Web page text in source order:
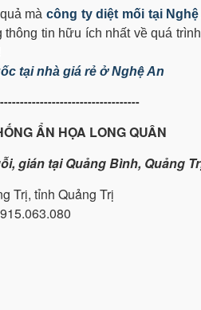
màcông ty diệt mối tại Nghệ
tin hữu ích nhất về quá
tại nhà giá rẻ ở Nghệ An
ẨN HỌA LONG QUÂN
gián tại Quảng Bình, Quảng
Trị, tỉnh Quảng Trị